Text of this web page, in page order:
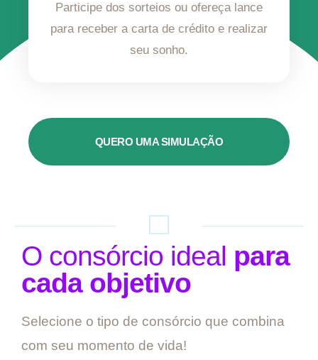
Participe dos sorteios ou ofereça lance
para receber a carta de crédito e realizar
seu sonho.
QUERO UMA SIMULAÇÃO
O consórcio ideal para
cada objetivo
Selecione o tipo de consórcio que combina
com seu momento de vida!